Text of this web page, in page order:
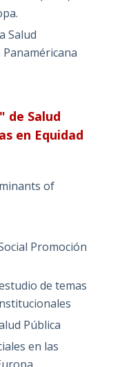
Salud
de Salud
en Equidad
of
Promoción
de temas
Pública
en las